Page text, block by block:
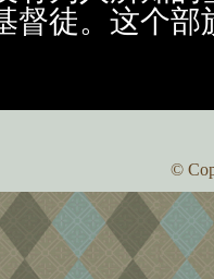
督徒。这个
©